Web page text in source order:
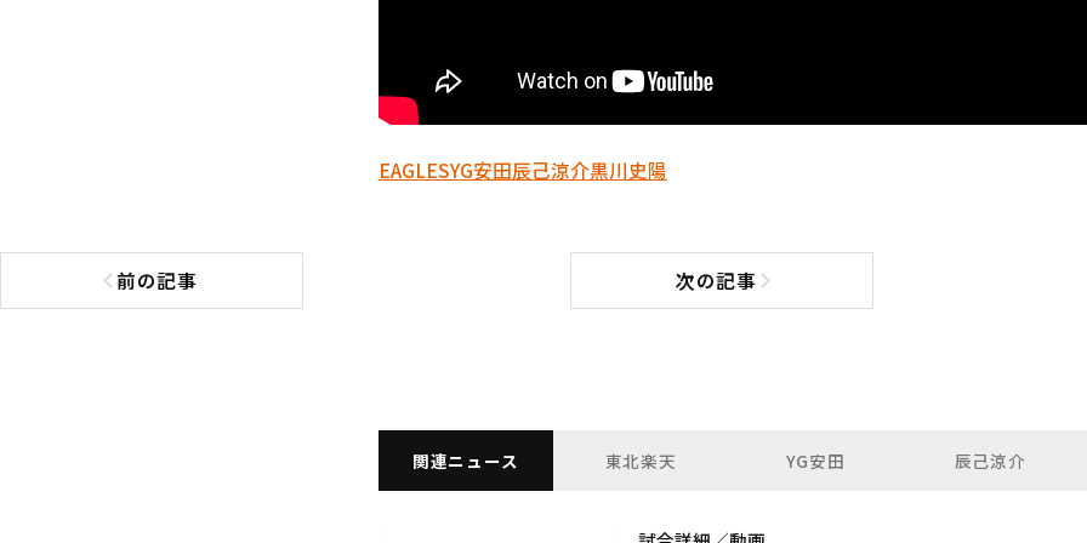
EAGLESYG安田辰己涼介黒川史陽
前の記事
前の記事へ 次の記事次の記事へ
関連ニュース 東北楽天 YG安田 辰己涼介